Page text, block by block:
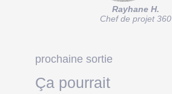
Rayhane H.
Chef de projet 360
prochaine sortie
Ça pourrait